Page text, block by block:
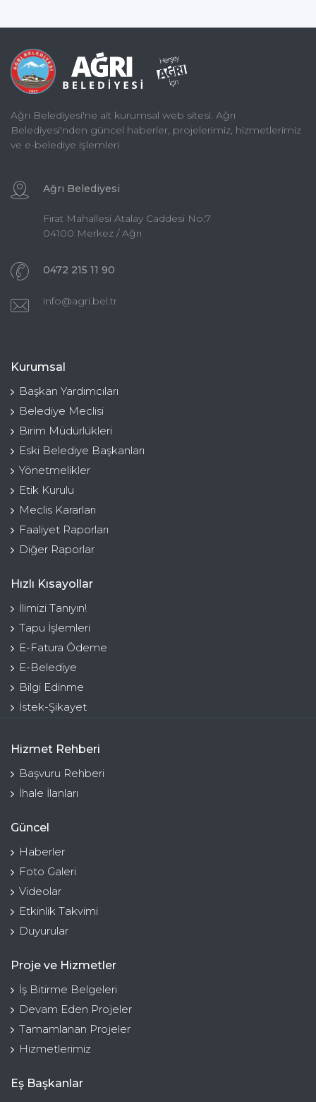
Ağrı Belediyesi'ne ait kurumsal web sitesi. Ağrı
Belediyesi'nden güncel haberler, projelerimiz, hizmetlerimiz
ve e-belediye işlemleri
Ağrı Belediyesi
Fırat Mahallesi Atalay Caddesi No:7
04100 Merkez / Ağrı
0472 215 11 90
info@agri.bel.tr
Kurumsal
Başkan Yardımcıları
Belediye Meclisi
Birim Müdürlükleri
Eski Belediye Başkanları
Yönetmelikler
Etik Kurulu
Meclis Kararları
Faaliyet Raporları
Diğer Raporlar
Hızlı Kısayollar
İlimizi Tanıyın!
Tapu İşlemleri
E-Fatura Ödeme
E-Belediye
Bilgi Edinme
İstek-Şikayet
Hizmet Rehberi
Başvuru Rehberi
İhale İlanları
Güncel
Haberler
Foto Galeri
Videolar
Etkinlik Takvimi
Duyurular
Proje ve Hizmetler
İş Bitirme Belgeleri
Devam Eden Projeler
Tamamlanan Projeler
Hizmetlerimiz
Eş Başkanlar